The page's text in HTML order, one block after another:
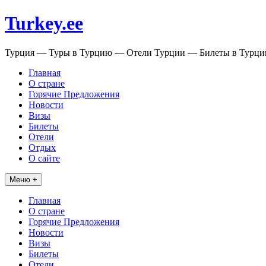
Перейти
к
Turkey.ee
Турция — Туры в Турцию — Отели Турции — Билеты в
Главная
О стране
Горячие Предложения
Новости
Визы
Билеты
Отели
Отдых
О сайте
Меню +
Главная
О стране
Горячие Предложения
Новости
Визы
Билеты